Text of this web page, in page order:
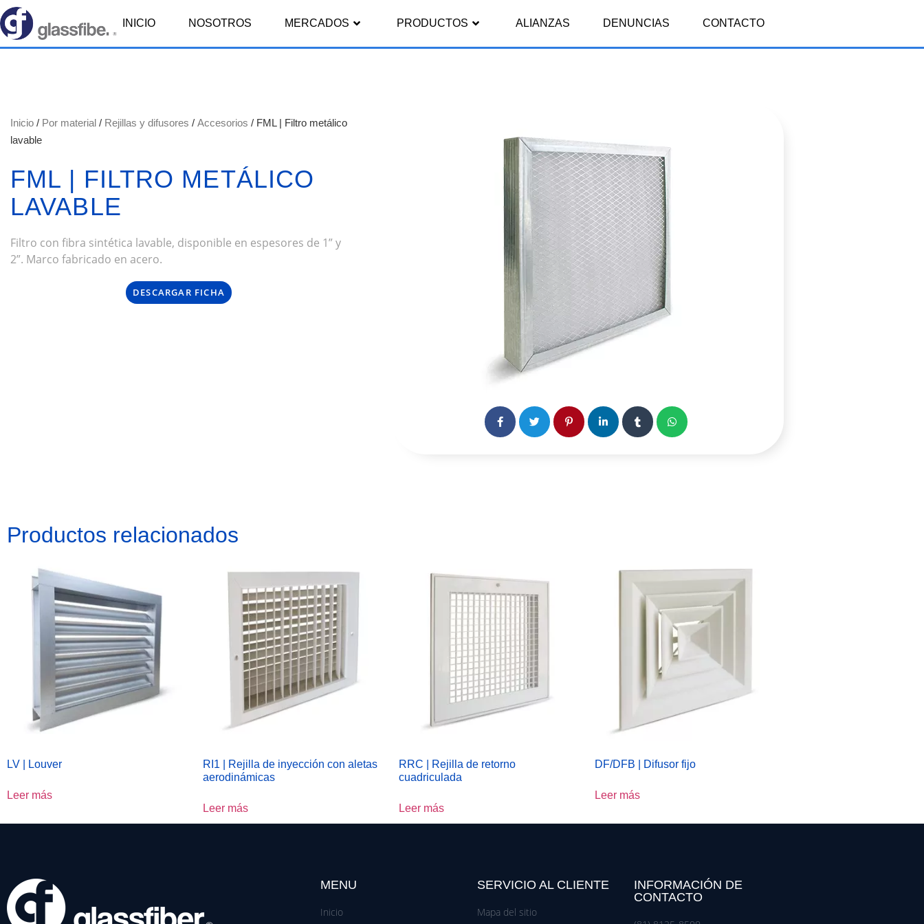
INICIO NOSOTROS MERCADOS PRODUCTOS ALIANZAS DENUNCIAS CONTACTO
Inicio / Por material / Rejillas y difusores / Accesorios / FML | Filtro metálico
lavable
FML | FILTRO METÁLICO
LAVABLE
Filtro con fibra sintética lavable, disponible en espesores de 1” y
2”. Marco fabricado en acero.
DESCARGAR FICHA
Productos relacionados
LV | Louver
Leer más
RI1 | Rejilla de inyección con aletas
aerodinámicas
Leer más
RRC | Rejilla de retorno
cuadriculada
Leer más
DF/DFB | Difusor fijo
Leer más
MENU
Inicio
SERVICIO AL CLIENTE
Mapa del sitio
INFORMACIÓN DE
CONTACTO